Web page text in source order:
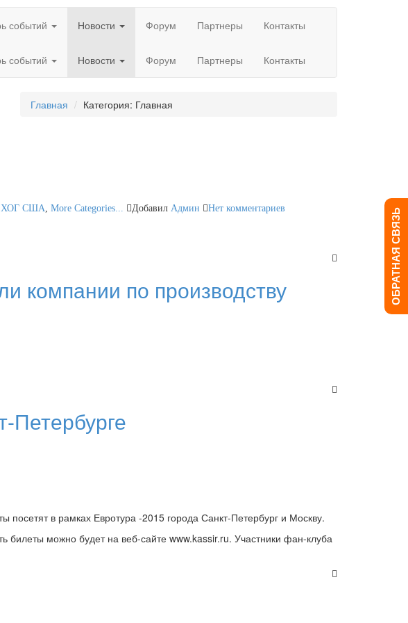
событий Новости Форум Партнеры Контакты
событий Новости Форум Партнеры Контакты
Главная Категория: Главная
ХОГ США, More Categories... Добавил Админ Нет комментариев
компании по производству
Петербурге
посетят в рамках Евротура -2015 города Санкт-Петербург и Москву.
билеты можно будет на веб-сайте www.kassir.ru. Участники фан-клуба
ОБРАТНАЯ СВЯЗЬ